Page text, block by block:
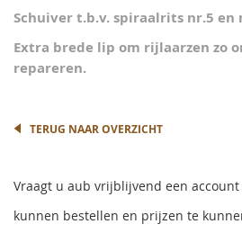
Schuiver t.b.v. spiraalrits nr.5 en
Extra brede lip om rijlaarzen zo
repareren.
gallery
TERUG NAAR OVERZICHT
Vraagt u aub vrijblijvend een
kunnen bestellen en prijzen te